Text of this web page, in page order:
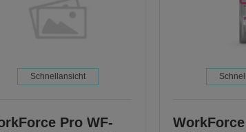
Schnellansicht
Pro WF-